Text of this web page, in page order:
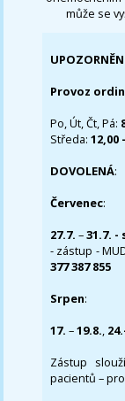
může se
Provoz
Po, Út, Čt, Pá:
Středa:12,00
DOVOLENÁ:
Červenec:
27.7.–31.7.
- zástup -
377 387 855
Srpen:
17. –19.8.,
Zástup
pacientů –